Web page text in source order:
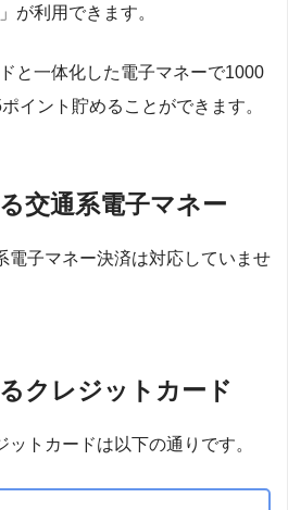
が利用できます。
と一体化した電子マネーで1000
イント貯めることができます。
交通系電子マネー
電子マネー決済は対応していませ
クレジットカード
トカードは以下の通りです。